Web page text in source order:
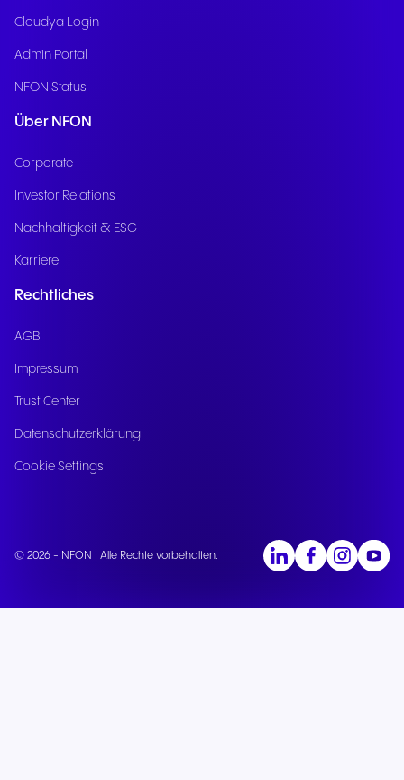
Cloudya Login
Admin Portal
NFON Status
Über NFON
Corporate
Investor Relations
Nachhaltigkeit & ESG
Karriere
Rechtliches
AGB
Impressum
Trust Center
Datenschutzerklärung
Cookie Settings
© 2026 - NFON | Alle Rechte vorbehalten.